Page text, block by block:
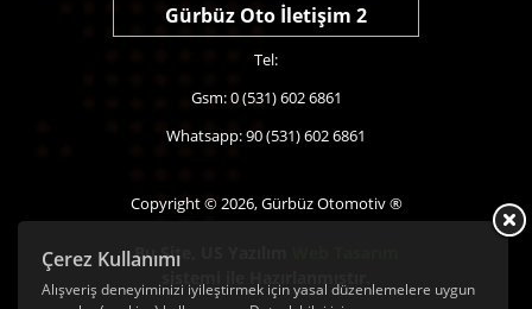
Çerez Kullanımı
Alışveriş deneyiminizi iyileştirmek için yasal düzenlemelere uygun
Gürbüz Oto İletişim 2
Tel:
Gsm: 0 (531) 602 6861
Whatsapp: 90 (531) 602 6861
Copyright © 2026, Gürbüz Otomotiv ®
Bu Site,